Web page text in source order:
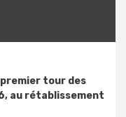
premier tour des
au rétablissement